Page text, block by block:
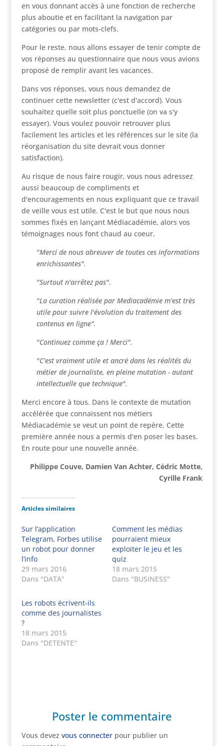
en vous donnant accès à une fonction de recherche
plus aboutie et en facilitant la navigation par
catégories ou par mots-clefs.
Pour le reste, nous allons essayer de tenir compte de
vos réponses au questionnaire que nous vous avions
proposé de remplir avant les vacances.
Dans vos réponses, vous nous demandez de
continuer cette newsletter (c'est d'accord). Vous
souhaitez quelle soit plus ponctuelle (on va s'y
essayer). Vous voulez pouvoir retrouver plus
facilement les articles et les références sur le site (la
réorganisation du site devrait vous donner
satisfaction).
Au risque de nous faire rougir, vous nous adressez
aussi beaucoup de compliments et
d'encouragements en nous expliquant que ce travail
de veille vous est utile. C'est le but que nous nous
sommes fixés en lançant Médiacadémie, alors vos
témoignages nous font chaud au coeur.
"Merci de nous abreuver de toutes ces informations
enrichissantes".
"Surtout n'arrêtez pas".
"La curation réalisée par Mediacadémie m'est très
utile pour suivre l'évolution du traitement des
contenus en ligne".
"Continuez comme ça ! Merci".
"C'est vraiment utile et ancré dans les réalités du
métier de journaliste, en pleine mutation - autant
intellectuelle que technique".
Merci encore à tous. Dans le contexte de mutation
accélérée que connaissent nos métiers
Médiacadémie se veut un point de repère. Cette
première année nous a permis d'en poser les bases.
En route pour une nouvelle année.
Philippe Couve, Damien Van Achter, Cédric Motte,
Cyrille Frank
Articles similaires
Sur l’application
Telegram, Forbes utilise
un robot pour donner
l’info
29 mars 2016
Dans "DATA"
Comment les médias
pourraient mieux
exploiter le jeu et les
quiz
18 mars 2015
Dans "BUSINESS"
Les robots écrivent-ils
comme des journalistes
?
18 mars 2015
Dans "DETENTE"
Poster le commentaire
Vous devez vous connecterpour publier un